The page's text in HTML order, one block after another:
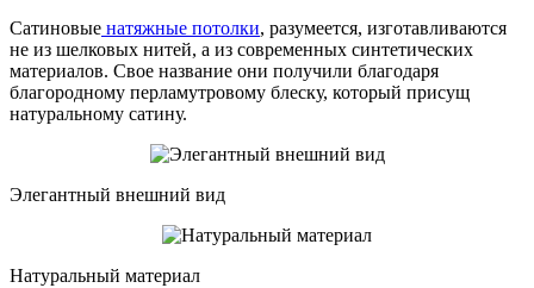
Сатиновые натяжные потолки, разумеется, изготавливаются
не из шелковых нитей, а из современных синтетических
материалов. Свое название они получили благодаря
благородному перламутровому блеску, который присущ
натуральному сатину.
Элегантный внешний вид
Натуральный материал